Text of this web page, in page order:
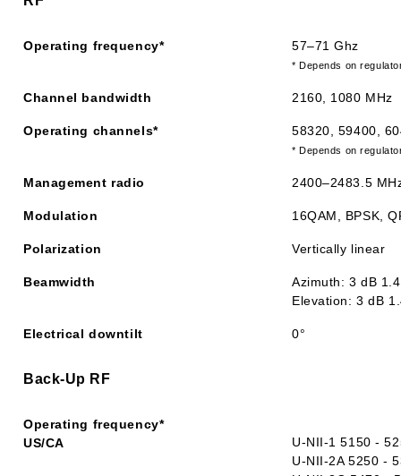
Operating frequency* 57–71 Ghz
* Depends on
Channel bandwidth 2160, 1080 MHz
Operating channels* 58320, 59400,
* Depends on
Management radio 2400–2483.5
Modulation 16QAM, BPSK,
Polarization Vertically linear
Beamwidth
Azimuth: 3 dB
Elevation: 3 dB
Electrical downtilt 0°
Back-Up RF
Operating frequency*
US/CA
U-NII-1 5150 -
U-NII-2A 5250 -